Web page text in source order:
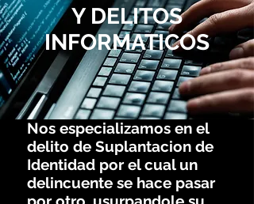
Y DELITOS
INFORMATICOS
Nos especializamos en el
delito de Suplantacion de
Identidad por el cual un
delincuente se hace pasar